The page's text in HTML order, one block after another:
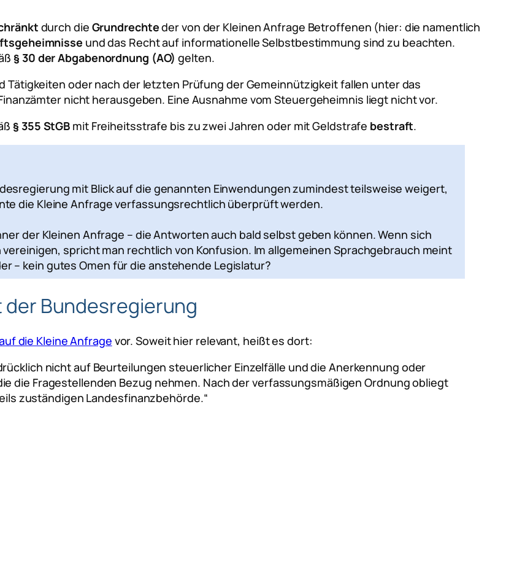
durch die Grundrechteder von der Kleinen Anfrage Betroffenen (hier: die namentlich
und das Recht auf informationelle Selbstbestimmung sind zu beachten.
§ 30 der Abgabenordnung (AO) gelten.
Tätigkeiten oder nach der letzten Prüfung der Gemeinnützigkeit fallen unter das
nicht herausgeben. Eine Ausnahme vom Steuergeheimnis liegt nicht vor.
§ 355 StGB mit Freiheitsstrafe bis zu zwei Jahren oder mit Geldstrafe bestraft.
mit Blick auf die genannten Einwendungen zumindest teilsweise weigert,
die Kleine Anfrage verfassungsrechtlich überprüft werden.
der Kleinen Anfrage – die Antworten auch bald selbst geben können. Wenn sich
spricht man rechtlich von Konfusion. Im allgemeinen Sprachgebrauch meint
– kein gutes Omen für die anstehende Legislatur?
Bundesregierung
die Kleine Anfrage vor. Soweit hier relevant, heißt es dort:
nicht auf Beurteilungen steuerlicher Einzelfälle und die Anerkennung oder
die Fragestellenden Bezug nehmen. Nach der verfassungsmäßigen Ordnung obliegt
zuständigen Landesfinanzbehörde.“